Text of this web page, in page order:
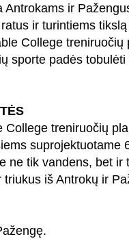
Antrokams ir
ir turintiems
College treniruočių
sporte padės
College treniruočių
suprojektuotame
ne tik vandens, bet ir
triukus iš Antrokų ir